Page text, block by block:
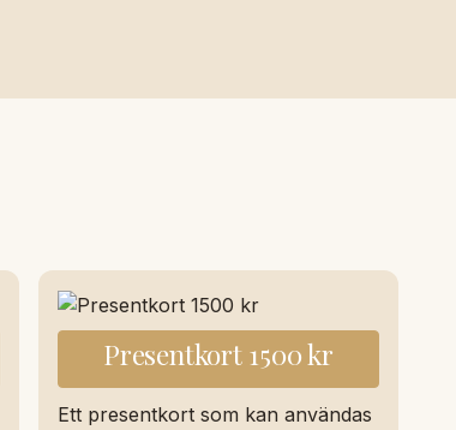
Presentkort 1500 kr
Ett presentkort som kan användas